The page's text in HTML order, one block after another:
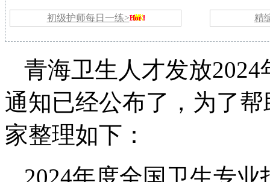
初级护师每日一练> 精
青海卫生人才发放
通知已经公布了，为了
家整理如下：
2024年度全国卫生专